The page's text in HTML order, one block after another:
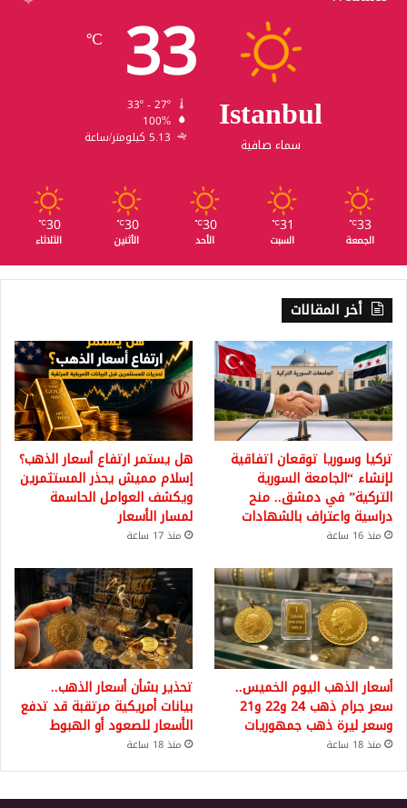
Istanbul
سماء صافية
33
℃
100%
5.13 كيلومتر/ساعة
33
℃
الجمعة
31
℃
السبت
30
℃
الأحد
30
℃
الأثنين
30
℃
الثلاثاء
أخر المقالات
تركيا وسوريا توقعان اتفاقية
لإنشاء “الجامعة السورية
التركية” في دمشق.. منح
دراسية واعتراف بالشهادات
منذ 16 ساعة
هل يستمر ارتفاع أسعار الذهب؟
إسلام مميش يحذر المستثمرين
ويكشف العوامل الحاسمة
لمسار الأسعار
منذ 17 ساعة
أسعار الذهب اليوم الخميس..
سعر جرام ذهب 24 و22 و21
وسعر ليرة ذهب جمهوريات
منذ 18 ساعة
تحذير بشأن أسعار الذهب..
بيانات أمريكية مرتقبة قد تدفع
الأسعار للصعود أو الهبوط
منذ 18 ساعة